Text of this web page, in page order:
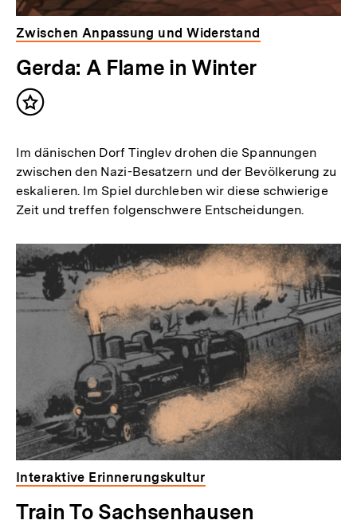
Zwischen Anpassung und Widerstand
Gerda: A Flame in Winter
Inhalt
Im dänischen Dorf Tinglev drohen die Spannungen
zwischen den Nazi-Besatzern und der Bevölkerung zu
eskalieren. Im Spiel durchleben wir diese schwierige
Zeit und treffen folgenschwere Entscheidungen.
Interaktive Erinnerungskultur
Train To Sachsenhausen